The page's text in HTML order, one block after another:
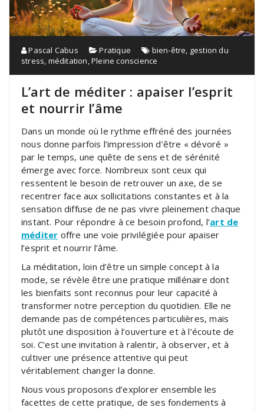
Pascal Cabus Pratique bien-être, gestion du
stress, méditation,Pleine conscience
L’art de méditer : apaiser l’esprit
et nourrir l’âme
Dans un monde où le rythme effréné des journées
nous donne parfois l’impression d’être « dévoré »
par le temps, une quête de sens et de sérénité
émerge avec force. Nombreux sont ceux qui
ressentent le besoin de retrouver un axe, de se
recentrer face aux sollicitations constantes et à la
sensation diffuse de ne pas vivre pleinement chaque
instant. Pour répondre à ce besoin profond, l’art de
méditer offre une voie privilégiée pour apaiser
l’esprit et nourrir l’âme.
La méditation, loin d’être un simple concept à la
mode, se révèle être une pratique millénaire dont
les bienfaits sont reconnus pour leur capacité à
transformer notre perception du quotidien. Elle ne
demande pas de compétences particulières, mais
plutôt une disposition à l’ouverture et à l’écoute de
soi. C’est une invitation à ralentir, à observer, et à
cultiver une présence attentive qui peut
véritablement changer la donne.
Nous vous proposons d’explorer ensemble les
facettes de cette pratique, de ses fondements à